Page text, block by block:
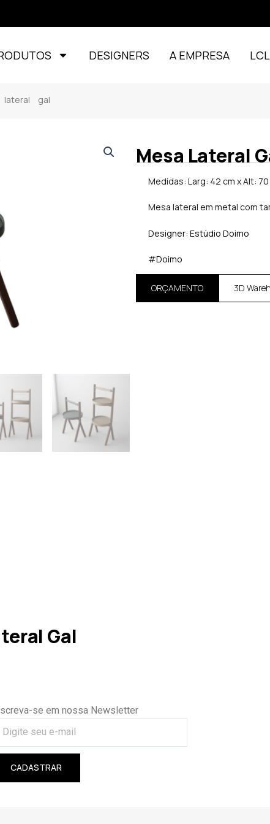
DESIGNERS A EMPRESA
gal
Mesa Lateral
Medidas: Larg: 42 cm x Alt:
Mesa lateral em metal com
Designer: Estúdio Doimo
#Doimo
ORÇAMENTO 3D
Gal
se em nossa Newsletter
CADASTRAR